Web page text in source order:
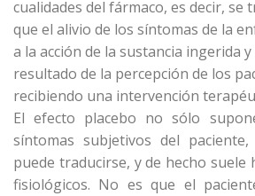
cualidades del fármaco, es decir, se
que el alivio de los síntomas de la
a la acción de la sustancia ingerida
resultado de la percepción de los
recibiendo una intervención
El efecto placebo no sólo
síntomas subjetivos del
puede traducirse, y de hecho suele
fisiológicos. No es que el